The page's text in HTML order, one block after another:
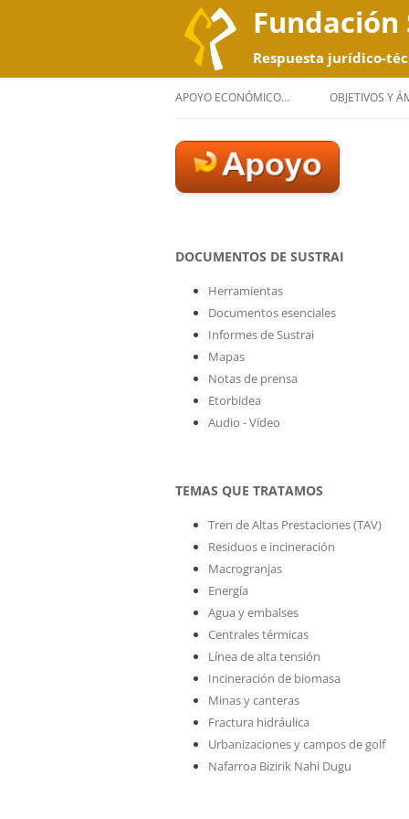
Respuesta jurídico-
APOYO ECONÓMICO… OBJETIVOS Y
DOCUMENTOS DE SUSTRAI
Herramientas
Documentos esenciales
Informes de Sustrai
Mapas
Notas de prensa
Etorbidea
Audio - Vídeo
TEMAS QUE TRATAMOS
Tren de Altas Prestaciones (TAV)
Residuos e incineración
Macrogranjas
Energía
Agua y embalses
Centrales térmicas
Línea de alta tensión
Incineración de biomasa
Minas y canteras
Fractura hidráulica
Urbanizaciones y campos de golf
Nafarroa Bizirik Nahi Dugu